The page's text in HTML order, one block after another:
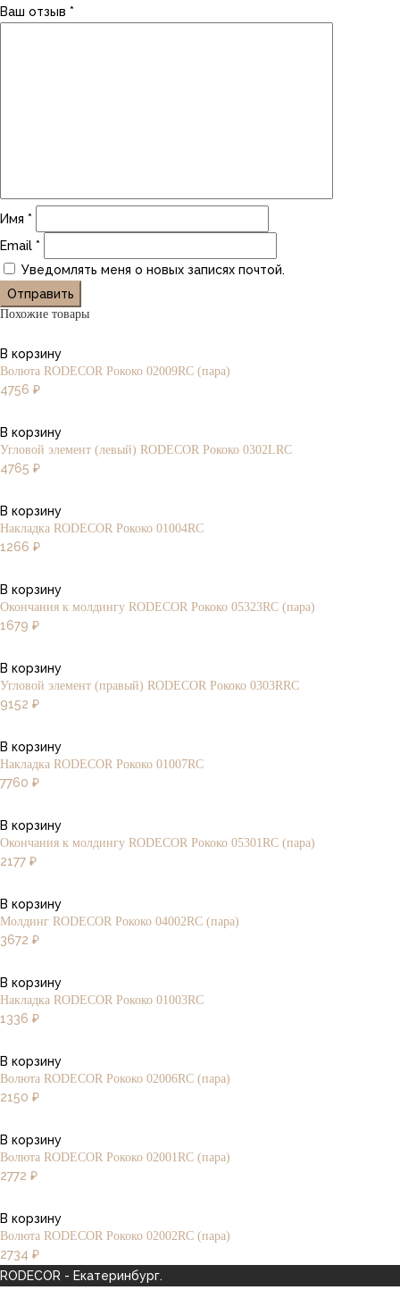
Ваш отзыв *
Имя *
Email *
Уведомлять меня о новых записях почтой.
Похожие товары
В корзину
Волюта RODECOR Рококо 02009RC (пара)
4756 ₽
В корзину
Угловой элемент (левый) RODECOR Рококо 0302LRC
4765 ₽
В корзину
Накладка RODECOR Рококо 01004RC
1266 ₽
В корзину
Окончания к молдингу RODECOR Рококо 05323RC (пара)
1679 ₽
В корзину
Угловой элемент (правый) RODECOR Рококо 0303RRC
9152 ₽
В корзину
Накладка RODECOR Рококо 01007RC
7760 ₽
В корзину
Окончания к молдингу RODECOR Рококо 05301RC (пара)
2177 ₽
В корзину
Молдинг RODECOR Рококо 04002RC (пара)
3672 ₽
В корзину
Накладка RODECOR Рококо 01003RC
1336 ₽
В корзину
Волюта RODECOR Рококо 02006RC (пара)
2150 ₽
В корзину
Волюта RODECOR Рококо 02001RC (пара)
2772 ₽
В корзину
Волюта RODECOR Рококо 02002RC (пара)
2734 ₽
RODECOR - Екатеринбург.